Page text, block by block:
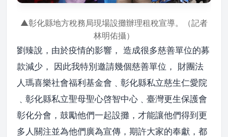
▲彰化縣地方稅務局現場設攤辦理租稅宣導。（記者
林明佑攝）
劉臻說，由於疫情的影響， 造成很多慈善單位的募
款減少， 因此我特別邀請幾個慈善單位， 財團法
人瑪喜樂社會福利基金會﹑彰化縣私立慈生仁愛院
﹑彰化縣私立聖母聖心啓智中心﹑臺灣更生保護會
彰化分會，鼓勵他們一起設攤，才能讓他們得到更
多人關注並為他們廣為宣傳，期許大家的奉獻，都